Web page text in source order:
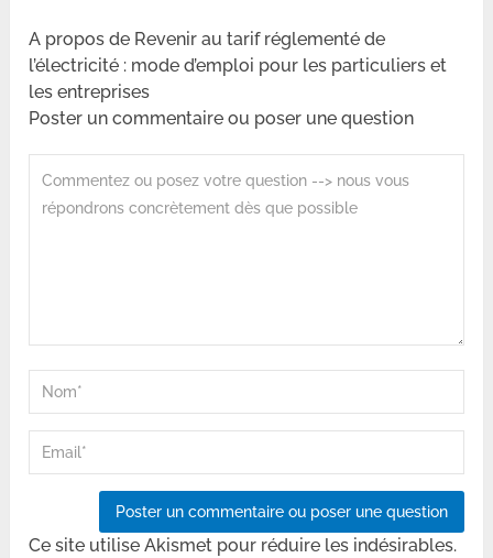
A propos de Revenir au tarif réglementé de
l’électricité : mode d’emploi pour les particuliers et
les entreprises
Poster un commentaire ou poser une question
Ce site utilise Akismet pour réduire les indésirables.